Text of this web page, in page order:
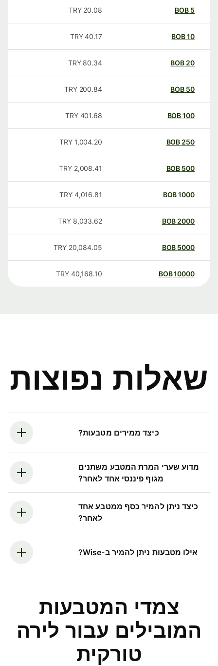
BOB
20.08
TRY
BOB
40.17
TRY
20
BOB
80.34
TRY
50
BOB
200.84
TRY
100
BOB
401.68
TRY
250
BOB
1,004.20
TRY
500
BOB
2,008.41
TRY
1000
BOB
4,016.81
TRY
2000
BOB
8,033.62
TRY
5000
BOB
20,084.05
TRY
10000
BOB
40,168.10
TRY
שאלות נפוצות
כיצד ממירים מטבעות?
מדוע שערי המרת המטבע משתנים
מגוף פיננסי אחד לאחר?
כיצד ניתן להמיר כסף ממטבע אחד
לאחר?
אילו מטבעות ניתן להמיר ב-Wise?
צמדי המטבעות
המובילים עבור לירה
טורקית